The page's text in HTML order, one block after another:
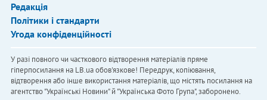
Редакція
Політики і стандарти
Угода конфіденційності
У разі повного чи часткового відтворення матеріалів пряме
гіперпосилання на LB.ua обов'язкове! Передрук, копіювання,
відтворення або інше використання матеріалів, що містять посилання на
агентство "Українськi Новини" й "Українська Фото Група", заборонено.